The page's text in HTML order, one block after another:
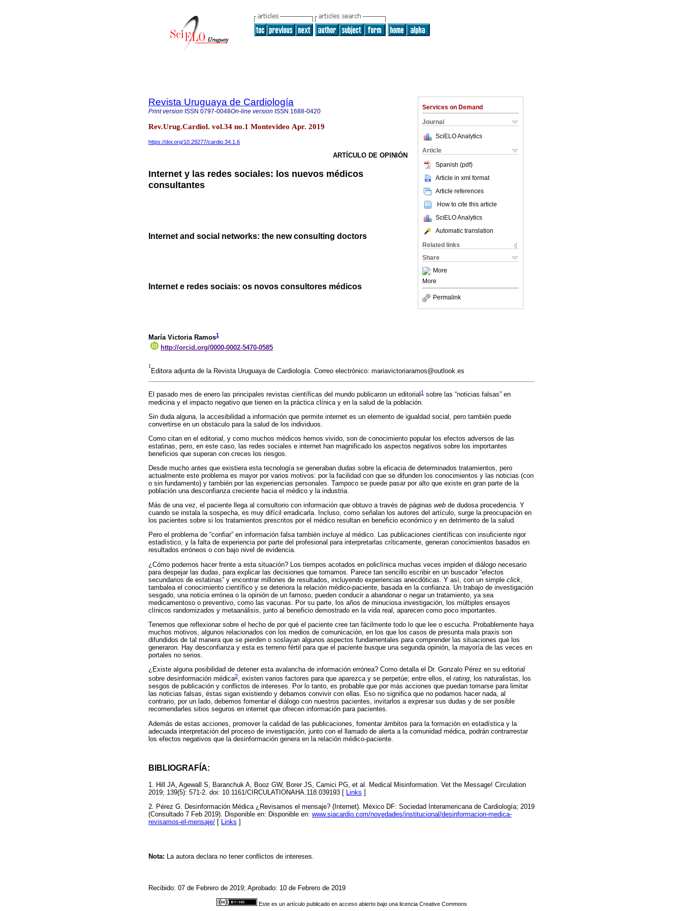
Services on Demand
Journal
SciELO Analytics
Article
Spanish (pdf)
Article in xml format
Article references
How to cite this article
SciELO Analytics
Automatic translation
Related links
Share
More
More
Permalink
Revista Uruguaya de Cardiología
Print version ISSN 0797-0048On-line version ISSN 1688-0420
Rev.Urug.Cardiol. vol.34 no.1 Montevideo Apr. 2019
https://doi.org/10.29277/cardio.34.1.6
ARTÍCULO DE OPINIÓN
Internet y las redes sociales: los nuevos médicos
consultantes
Internet and social networks: the new consulting doctors
Internet e redes sociais: os novos consultores médicos
María Victoria Ramos1
http://orcid.org/0000-0002-5470-0585
1
Editora adjunta de la Revista Uruguaya de Cardiología. Correo electrónico: mariavictoriaramos@outlook.es
El pasado mes de enero las principales revistas científicas del mundo publicaron un editorial 1 sobre las “noticias falsas” en
medicina y el impacto negativo que tienen en la práctica clínica y en la salud de la población.
Sin duda alguna, la accesibilidad a información que permite internet es un elemento de igualdad social, pero también puede
convertirse en un obstáculo para la salud de los individuos.
Como citan en el editorial, y como muchos médicos hemos vivido, son de conocimiento popular los efectos adversos de las
estatinas, pero, en este caso, las redes sociales e internet han magnificado los aspectos negativos sobre los importantes
beneficios que superan con creces los riesgos.
Desde mucho antes que existiera esta tecnología se generaban dudas sobre la eficacia de determinados tratamientos, pero
actualmente este problema es mayor por varios motivos: por la facilidad con que se difunden los conocimientos y las noticias (con
o sin fundamento) y también por las experiencias personales. Tampoco se puede pasar por alto que existe en gran parte de la
población una desconfianza creciente hacia el médico y la industria.
Más de una vez, el paciente llega al consultorio con información que obtuvo a través de páginas web de dudosa procedencia. Y
cuando se instala la sospecha, es muy difícil erradicarla. Incluso, como señalan los autores del artículo, surge la preocupación en
los pacientes sobre si los tratamientos prescritos por el médico resultan en beneficio económico y en detrimento de la salud.
Pero el problema de “confiar” en información falsa también incluye al médico. Las publicaciones científicas con insuficiente rigor
estadístico, y la falta de experiencia por parte del profesional para interpretarlas críticamente, generan conocimientos basados en
resultados erróneos o con bajo nivel de evidencia.
¿Cómo podemos hacer frente a esta situación? Los tiempos acotados en policlínica muchas veces impiden el diálogo necesario
para despejar las dudas, para explicar las decisiones que tomamos. Parece tan sencillo escribir en un buscador “efectos
secundarios de estatinas” y encontrar millones de resultados, incluyendo experiencias anecdóticas. Y así, con un simple click
tambalea el conocimiento científico y se deteriora la relación médico-paciente, basada en la confianza. Un trabajo de investigación
sesgado, una noticia errónea o la opinión de un famoso, pueden conducir a abandonar o negar un tratamiento, ya sea
medicamentoso o preventivo, como las vacunas. Por su parte, los años de minuciosa investigación, los múltiples ensayos
clínicos randomizados y metaanálisis, junto al beneficio demostrado en la vida real, aparecen como poco importantes.
Tenemos que reflexionar sobre el hecho de por qué el paciente cree tan fácilmente todo lo que lee o escucha. Probablemente haya
muchos motivos, algunos relacionados con los medios de comunicación, en los que los casos de presunta mala praxis son
difundidos de tal manera que se pierden o soslayan algunos aspectos fundamentales para comprender las situaciones que los
generaron. Hay desconfianza y esta es terreno fértil para que el paciente busque una segunda opinión, la mayoría de las veces en
portales no serios.
¿Existe alguna posibilidad de detener esta avalancha de información errónea? Como detalla el Dr. Gonzalo Pérez en su editorial
sobre desinformación médica2, existen varios factores para que aparezca y se perpetúe; entre ellos, el rating, los naturalistas, los
sesgos de publicación y conflictos de intereses. Por lo tanto, es probable que por más acciones que puedan tomarse para limitar
las noticias falsas, éstas sigan existiendo y debamos convivir con ellas. Eso no significa que no podamos hacer nada, al
contrario, por un lado, debemos fomentar el diálogo con nuestros pacientes, invitarlos a expresar sus dudas y de ser posible
recomendarles sitios seguros en internet que ofrecen información para pacientes.
Además de estas acciones, promover la calidad de las publicaciones, fomentar ámbitos para la formación en estadística y la
adecuada interpretación del proceso de investigación, junto con el llamado de alerta a la comunidad médica, podrán contrarrestar
los efectos negativos que la desinformación genera en la relación médico-paciente.
BIBLIOGRAFÍA:
1. Hill JA, Agewall S, Baranchuk A, Booz GW, Borer JS, Camici PG, et al. Medical Misinformation. Vet the Message! Circulation
2019; 139(5): 571-2. doi: 10.1161/CIRCULATIONAHA.118.039193 [
Links ]
2. Pérez G. Desinformación Médica ¿Revisamos el mensaje? (Internet). México DF: Sociedad Interamericana de Cardiología; 2019
(Consultado 7 Feb 2019). Disponible en: Disponible en: www.siacardio.com/novedades/institucional/desinformacion-medica-
revisamos-el-mensaje/ [ Links ]
Nota: La autora declara no tener conflictos de intereses.
Recibido: 07 de Febrero de 2019; Aprobado: 10 de Febrero de 2019
Este es un artículo publicado en acceso abierto bajo una licencia Creative Commons